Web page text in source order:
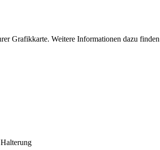
Grafikkarte. Weitere Informationen dazu